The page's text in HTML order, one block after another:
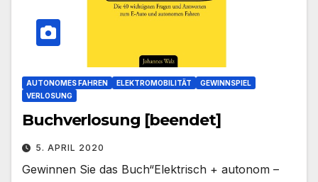
AUTONOMES FAHREN ELEKTROMOBILITÄT
GEWINNSPIEL
VERLOSUNG
Buchverlosung [beendet]
5. APRIL 2020
Gewinnen Sie das Buch“Elektrisch + autonom –